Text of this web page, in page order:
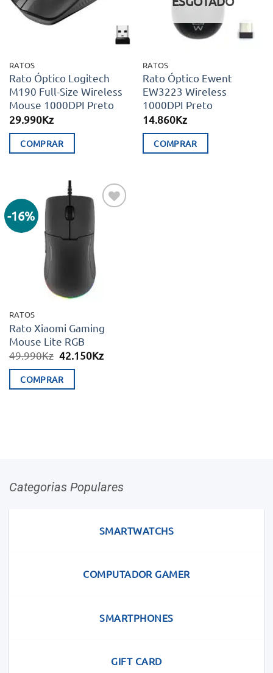
RATOS
Rato Óptico Logitech
M190 Full-Size Wireless
Mouse 1000DPI Preto
29.990Kz
COMPRAR
RATOS
Rato Óptico Ewent
EW3223 Wireless
1000DPI Preto
14.860Kz
COMPRAR
-16%
Adicionar
aos meus
desejos
RATOS
Rato Xiaomi Gaming
Mouse Lite RGB
49.990Kz O
original
era:
42.150KzO
COMPRAR
Categorias Populares
SMARTWATCHS
COMPUTADOR GAMER
SMARTPHONES
GIFT CARD